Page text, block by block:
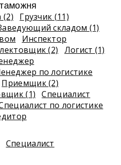
(2)
Грузчик (11)
складом (1)
Инспектор
(2)
Логист (1)
по логистике
Приемщик (2)
(1)
Специалист
по логистике
Специалист